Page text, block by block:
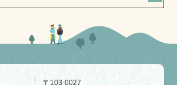
〒103-0027